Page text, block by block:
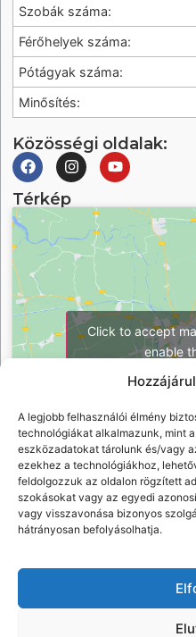
A legjobb felhasználói élmény
technológiákat alkalmazunk, mint
eszközadatokat tárolunk és/vagy
ezekhez a technológiákhoz,
feldolgozzuk az oldalon rögzített
szokásokat vagy az egyedi
vagy visszavonása bizonyos
hátrányosan befolyásolhatja.
Szobák száma:
Férőhelyek száma:
Pótágyak száma:
Minősítés:
Közösségi oldalak:
Térkép
Click to accept
enable